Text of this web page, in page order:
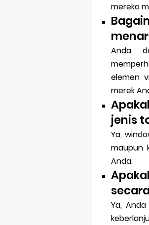
mereka
Anda
elemen
merek
jenis
Ya,
maupun
Anda.
Ya,